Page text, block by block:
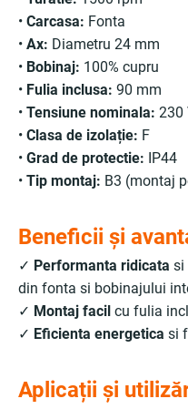
• Carcasa: Fonta
• Ax: Diametru 24 mm
• Bobinaj: 100% cupru
• Fulia inclusa: 90 mm
• Tensiune nominala: 230
• Clasa de izolație: F
• Grad de protectie: IP44
• Tip montaj: B3 (montaj
Beneficii și
✓ Performanta ridicata si
din fonta si bobinajului
✓ Montaj facil cu fulia
✓ Eficienta energetica si
Aplicații și